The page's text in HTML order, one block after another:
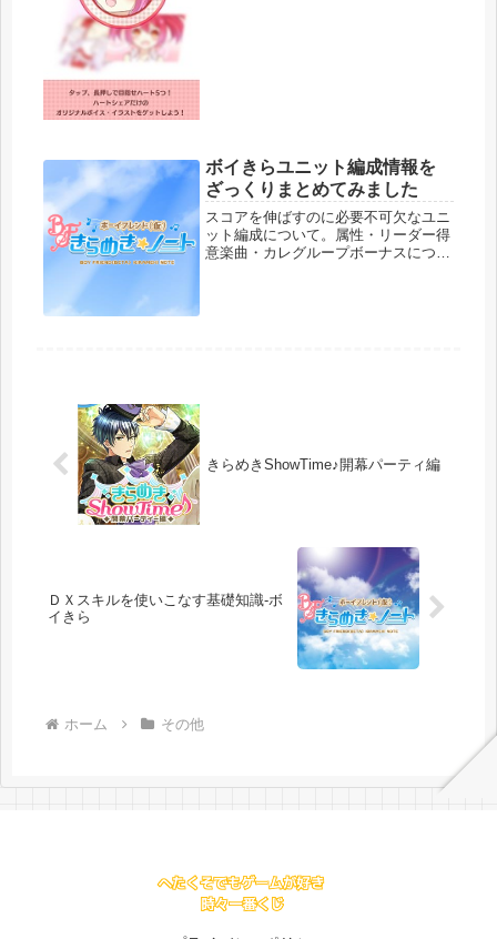
ボイきらユニット編成情報を
ざっくりまとめてみました
スコアを伸ばすのに必要不可欠なユニ
ット編成について。属性・リーダー得
意楽曲・カレグループボーナスについ
きらめきShowTime♪開幕パーティ編
ＤＸスキルを使いこなす基礎知識-ボ
イきら
ホーム その他